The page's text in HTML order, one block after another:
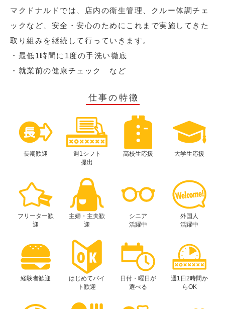
マクドナルドでは、店内の衛生管理、クルー体調チェ
ックなど、安全・安心のためにこれまで実施してきた
取り組みを継続して行っていきます。
・最低1時間に1度の手洗い徹底
・就業前の健康チェック など
仕事の特徴
長期歓迎
週1シフト
提出
高校生応援 大学生応援
フリーター歓
迎
主婦・主夫歓
迎
シニア
活躍中
外国人
活躍中
経験者歓迎
はじめてバイ
ト歓迎
日付・曜日が
選べる
週1日2時間か
らOK